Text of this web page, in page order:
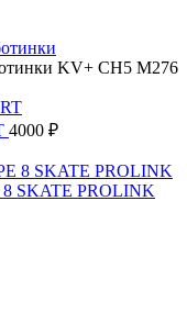
KV+ CH5 M276
4000 ₽
SKATE PROLINK